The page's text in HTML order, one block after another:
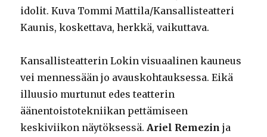
idolit. Kuva Tommi Mattila/Kansallisteatteri
Kaunis, koskettava, herkkä, vaikuttava.
Kansallisteatterin Lokin visuaalinen kauneus
vei mennessään jo avauskohtauksessa. Eikä
illuusio murtunut edes teatterin
äänentoistotekniikan pettämiseen
keskiviikon näytöksessä. Ariel Remezin ja